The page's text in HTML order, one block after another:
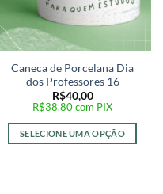
Caneca de Porcelana Dia
dos Professores 16
R$40,00
R$38,80com PIX
SELECIONE UMA OPÇÃO